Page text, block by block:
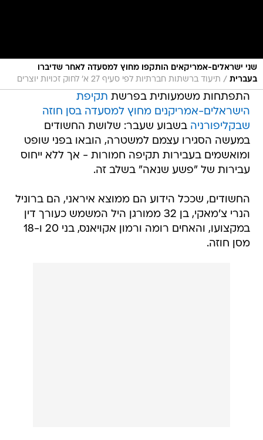
שני ישראלים-אמריקאים הותקפו מחוץ למסעדה לאחר שדיברו
בעברית / תיעוד ברשתות חברתיות לפי סעיף 27 א' לחוק זכויות יוצרים
התפתחות משמעותית בפרשת תקיפת
הישראלים-אמריקנים מחוץ למסעדה בסן חוזה
שבקליפורניה בשבוע שעבר: שלושת החשודים
במעשה הסגירו עצמם למשטרה, הובאו בפני שופט
ומואשמים בעבירות תקיפה חמורות - אך ללא ייחוס
עבירות של "פשע שנאה" בשלב זה.
החשודים, שככל הידוע הם ממוצא איראני, הם ברוניל
הנרי צ'מאקי, בן 32 ממורגן היל המשמש כעורך דין
במקצועו, והאחים רומה ורמון אקויאנס, בני 20 ו-18
מסן חוזה.